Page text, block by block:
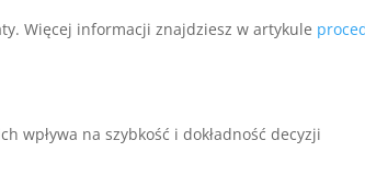
Więcej informacji znajdziesz w artykule
wpływa na szybkość i dokładność decyzji